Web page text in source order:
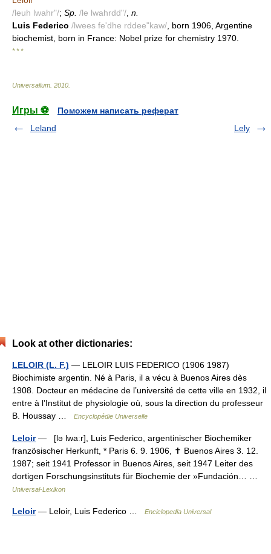
/leuh lwahr"/; Sp. /le lwahrdd"/ n.
Luis Federico /lwees fe'dhe rddee"kaw/ , born 1906, Argentine
biochemist, born in France: Nobel prize for chemistry 1970.
* * *
Universalium 2010
Игры ⚽
Поможем написать реферат
Leland
Lely
Look at other dictionaries:
LELOIR (L. F.) — LELOIR LUIS FEDERICO (1906 1987)
Biochimiste argentin. Né à Paris, il a vécu à Buenos Aires dès
1908. Docteur en médecine de l’université de cette ville en 1932, il
entre à l’Institut de physiologie où, sous la direction du professeur
B. Houssay …
Encyclopédie Universelle
Leloir— [lə lwaːr], Luis Federico, argentinischer Biochemiker
französischer Herkunft, * Paris 6. 9. 1906, ✝ Buenos Aires 3. 12.
1987; seit 1941 Professor in Buenos Aires, seit 1947 Leiter des
dortigen Forschungsinstituts für Biochemie der »Fundación… …
Universal-Lexikon
Leloir— Leloir, Luis Federico … Enciclopedia Universal